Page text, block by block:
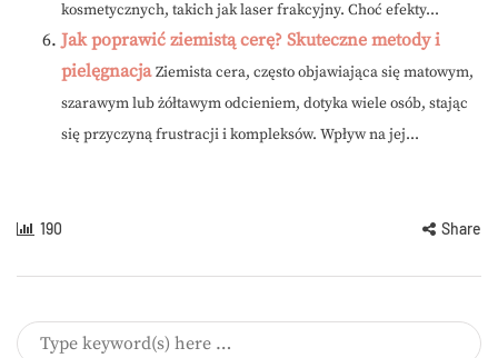
kosmetycznych, takich jak laser frakcyjny. Choć efekty...
Jak poprawić ziemistą cerę? Skuteczne metody i
pielęgnacja Ziemista cera, często objawiająca się matowym,
szarawym lub żółtawym odcieniem, dotyka wiele osób, stając
się przyczyną frustracji i kompleksów. Wpływ na jej...
190 Share